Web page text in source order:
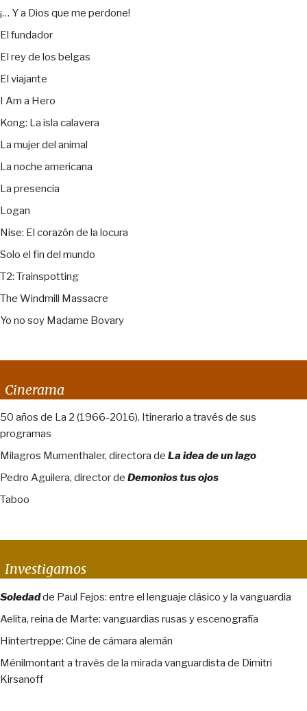
¡… Y a Dios que me perdone!
El fundador
El rey de los belgas
El viajante
I Am a Hero
Kong: La isla calavera
La mujer del animal
La noche americana
La presencia
Logan
Nise: El corazón de la locura
Solo el fin del mundo
T2: Trainspotting
The Windmill Massacre
Yo no soy Madame Bovary
Cinerama
50 años de La 2 (1966-2016). Itinerario a través de sus
programas
Milagros Mumenthaler, directora de La idea de un lago
Pedro Aguilera, director de Demonios tus ojos
Taboo
Investigamos
Soledadde Paul Fejos: entre el lenguaje clásico y la vanguardia
Aelita, reina de Marte: vanguardias rusas y escenografía
Hintertreppe: Cine de cámara alemán
Ménilmontant a través de la mirada vanguardista de Dimitri
Kirsanoff